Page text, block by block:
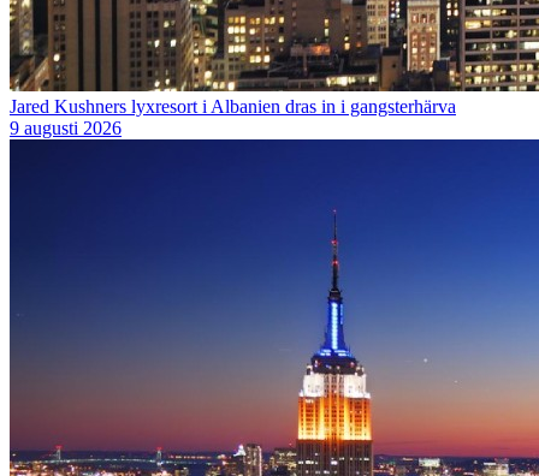
Jared Kushners lyxresort i Albanien dras in i gangsterhärva
9 augusti 2026